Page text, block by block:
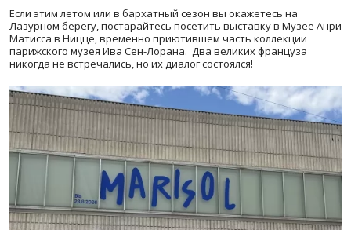
Если этим летом или в бархатный сезон вы окажетесь на
Лазурном берегу, постарайтесь посетить выставку в Музее Анри
Матисса в Ницце, временно приютившем часть коллекции
парижского музея Ива Сен-Лорана. Два великих француза
никогда не встречались, но их диалог состоялся!